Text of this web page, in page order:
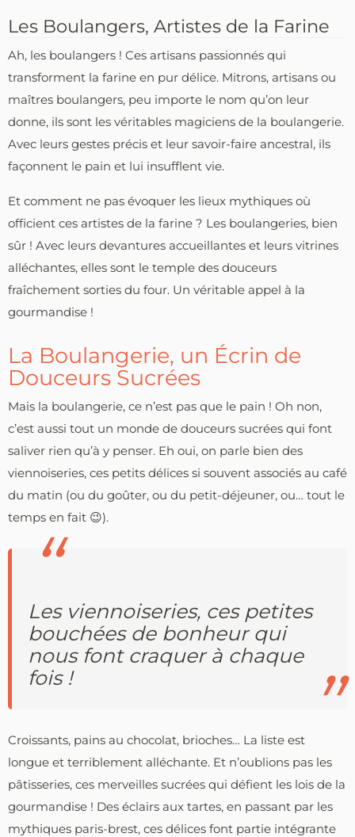
Les Boulangers, Artistes de la Farine
Ah, les boulangers ! Ces artisans passionnés qui
transforment la farine en pur délice. Mitrons, artisans ou
maîtres boulangers, peu importe le nom qu’on leur
donne, ils sont les véritables magiciens de la boulangerie.
Avec leurs gestes précis et leur savoir-faire ancestral, ils
façonnent le pain et lui insufflent vie.
Et comment ne pas évoquer les lieux mythiques où
officient ces artistes de la farine ? Les boulangeries, bien
sûr ! Avec leurs devantures accueillantes et leurs vitrines
alléchantes, elles sont le temple des douceurs
fraîchement sorties du four. Un véritable appel à la
gourmandise !
La Boulangerie, un Écrin de
Douceurs Sucrées
Mais la boulangerie, ce n’est pas que le pain ! Oh non,
c’est aussi tout un monde de douceurs sucrées qui font
saliver rien qu’à y penser. Eh oui, on parle bien des
viennoiseries, ces petits délices si souvent associés au café
du matin (ou du goûter, ou du petit-déjeuner, ou… tout le
temps en fait 😉).
Les viennoiseries, ces petites
bouchées de bonheur qui
nous font craquer à chaque
fois !
Croissants, pains au chocolat, brioches… La liste est
longue et terriblement alléchante. Et n’oublions pas les
pâtisseries, ces merveilles sucrées qui défient les lois de la
gourmandise ! Des éclairs aux tartes, en passant par les
mythiques paris-brest, ces délices font partie intégrante